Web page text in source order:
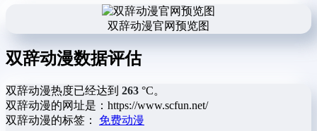
双辞动漫官网预览图
双辞动漫数据评估
双辞动漫热度已经达到 263 °C。
双辞动漫的网址是：https://www.scfun.net/
双辞动漫的标签： 免费动漫